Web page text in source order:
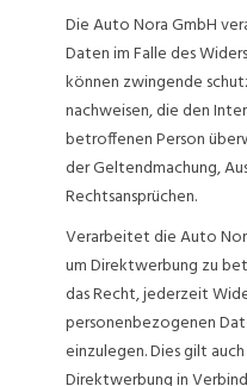
Die Auto Nora GmbH
Daten im Falle des
können zwingende
nachweisen, die den
betroffenen Person
der Geltendmachung,
Rechtsansprüchen.
Verarbeitet die Auto
um Direktwerbung zu
das Recht, jederzeit
personenbezogenen
einzulegen. Dies gilt
Direktwerbung in